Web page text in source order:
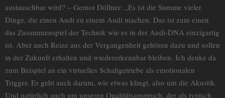
austauschbar wird? – Gernot Döllner: „Es ist die Summe vieler
Dinge, die einen Audi zu einem Audi machen. Das ist zum einen
das Zusammenspiel der Technik wie es in der Audi-DNA einzigartig
ist. Aber auch Reize aus der Vergangenheit gehören dazu und sollen
in der Zukunft erhalten und wiedererkennbar bleiben. Ich denke da
zum Beispiel an ein virtuelles Schaltgetriebe als emotionalen
Trigger. Es geht auch darum, wie etwas klingt, also um die Akustik.
Und natürlich auch um unseren Qualitätsanspruch, der als typisch